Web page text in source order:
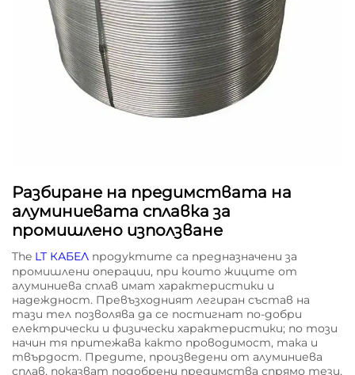
Разбиране на предимствата на
алуминиевата сплавка за
промишлено използване
The LT КАБЕЛ продуктите са предназначени за
промишлени операции, при които жиците от
алуминиева сплав имат характеристики и
надеждност. Превъзходният легиран състав на
тази тел позволява да се постигнат по-добри
електрически и физически характеристики; по този
начин тя притежава както проводимост, така и
твърдост. Предите, произведени от алуминиева
сплав, показват подобрени предимства спрямо тези,